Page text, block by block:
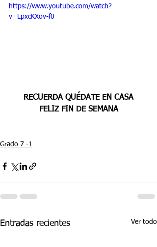
https://www.youtube.com/watch?
v=LpxcKXov-f0
RECUERDA QUÉDATE EN CASA
FELIZ FIN DE SEMANA
Grado 7 -1
Entradas recientes Ver todo